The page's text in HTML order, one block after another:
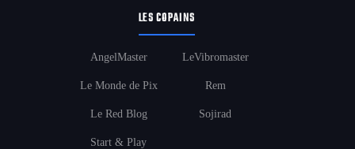
LES COPAINS
AngelMaster
Le Monde de Pix
Le Red Blog
Start & Play
LeVibromaster
Rem
Sojirad